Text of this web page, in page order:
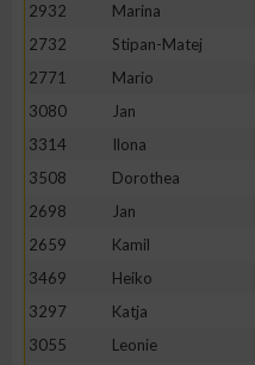
2932
Marina
2732
Stipan-Matej
2771
Mario
3080
Jan
3314
Ilona
3508
Dorothea
2698
Jan
2659
Kamil
3469
Heiko
3297
Katja
3055
Leonie
Nicht-IAB-Verarbeitungszwecke:
Performance
Funktional
Werbung